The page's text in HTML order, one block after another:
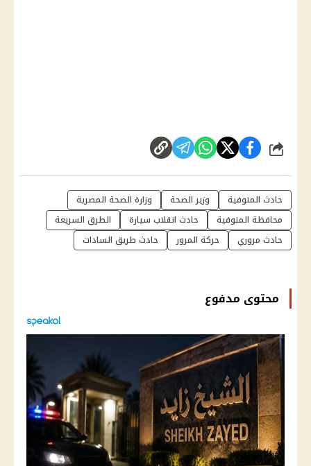
شارك
حادث المنوفية وزير الصحة
وزارة الصحة المصرية
محافظة المنوفية
حادث انقلاب سيارة
الطرق السريعة
حادث مروري
حركة المرور حادث طريق السادات
محتوى مدفوع